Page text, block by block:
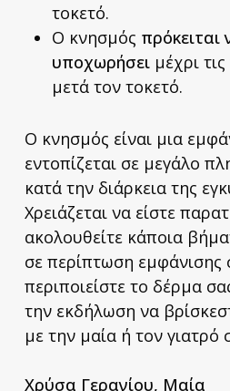
τοκετό.
Ο κνησμός πρόκειται
υποχωρήσειμέχρι
μετά τον τοκετό.
Ο κνησμός είναι μια
εντοπίζεται σε μεγάλο
κατά την διάρκεια της
Χρειάζεται να είστε
ακολουθείτε κάποια
σε περίπτωση
περιποιείστε το δέρμα
την εκδήλωση να
με την μαία ή τον γιατρό
Χρύσα Γερανίου, Μαία